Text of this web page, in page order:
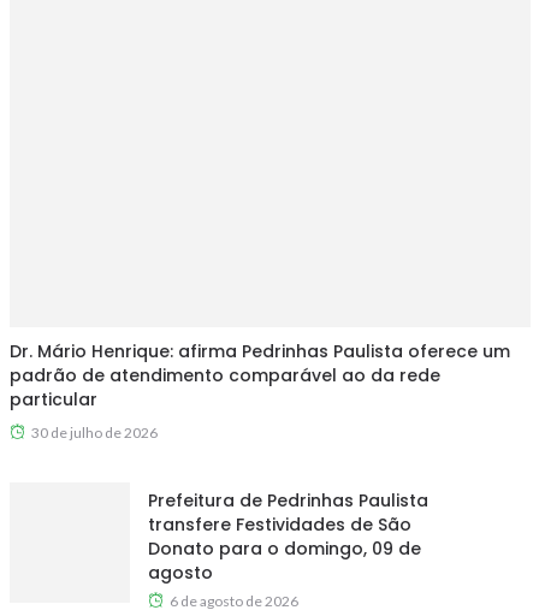
Dr. Mário Henrique: afirma Pedrinhas Paulista oferece um
padrão de atendimento comparável ao da rede
particular
30 de julho de 2026
Prefeitura de Pedrinhas Paulista
transfere Festividades de São
Donato para o domingo, 09 de
agosto
6 de agosto de 2026